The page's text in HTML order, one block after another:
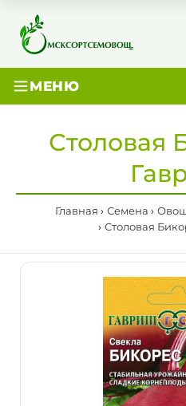
МЕНЮ
Столовая
Главная Семена
Столовая